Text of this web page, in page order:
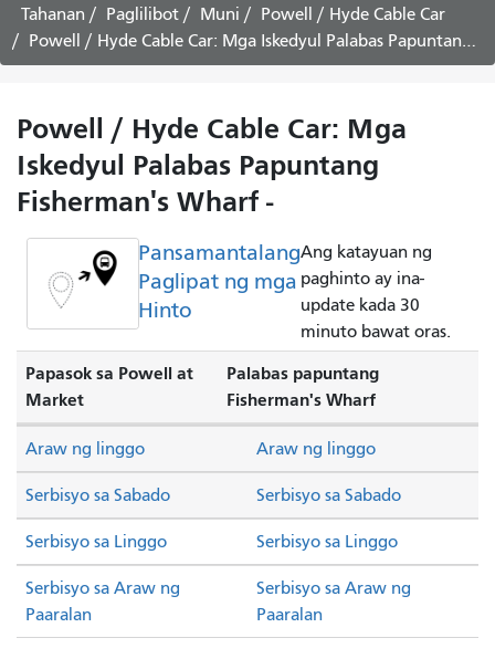
maglakbay
Tahanan Paglilibot Muni
Powell / Hyde Cable Car
Powell / Hyde Cable Car: Mga Iskedyul Palabas Papuntang Fisherman's Wharf
Powell / Hyde Cable Car: Mga
Iskedyul Palabas Papuntang
Fisherman's Wharf -
Pansamantalang
Paglipat ng mga
Hinto
Ang katayuan ng
paghinto ay ina-
update kada 30
minuto bawat oras.
Papasok sa Powell at
Market
Palabas papuntang
Fisherman's Wharf
Serbisyo sa Sabado Serbisyo sa Sabado
Serbisyo sa Linggo Serbisyo sa Linggo
Araw ng linggo Araw ng linggo
Serbisyo sa Araw ng
Paaralan
Serbisyo sa Araw ng
Paaralan